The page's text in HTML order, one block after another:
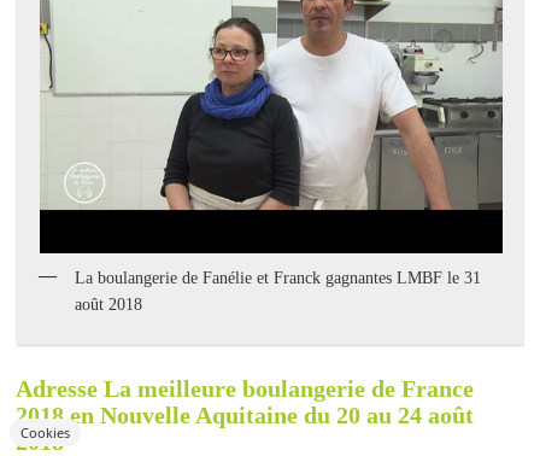
La boulangerie de Fanélie et Franck gagnantes LMBF le 31
août 2018
Adresse La meilleure boulangerie de France
2018 en Nouvelle Aquitaine du 20 au 24 août
2018
Cookies